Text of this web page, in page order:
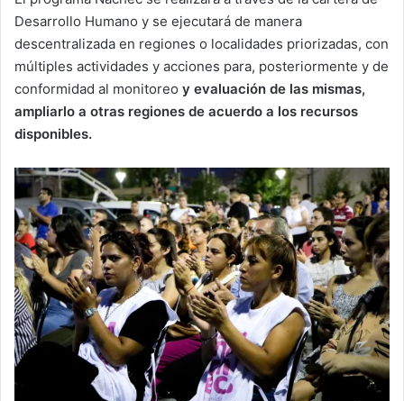
Desarrollo Humano y se ejecutará de manera
descentralizada en regiones o localidades priorizadas, con
múltiples actividades y acciones para, posteriormente y de
conformidad al monitoreo y evaluación de las mismas,
ampliarlo a otras regiones de acuerdo a los recursos
disponibles.